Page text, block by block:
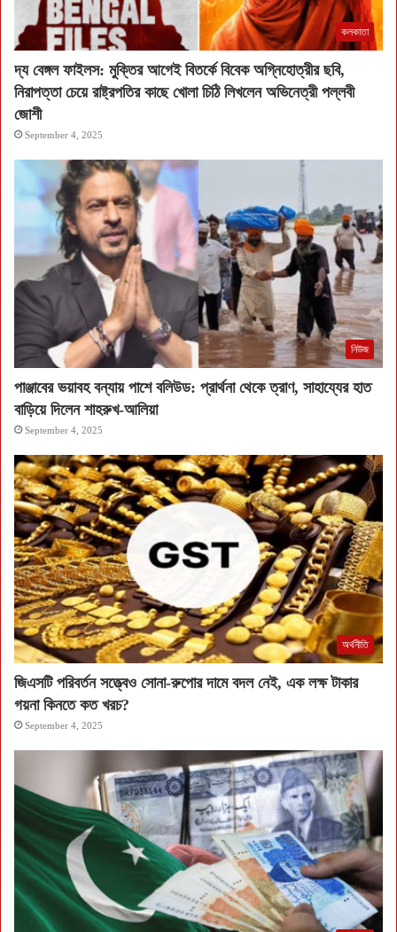
কলকাতা
দ্য বেঙ্গল ফাইলস: মুক্তির আগেই বিতর্কে বিবেক অগ্নিহোত্রীর ছবি,
নিরাপত্তা চেয়ে রাষ্ট্রপতির কাছে খোলা চিঠি লিখলেন অভিনেত্রী পল্লবী
জোশী
September 4, 2025
নিউজ
পাঞ্জাবের ভয়াবহ বন্যায় পাশে বলিউড: প্রার্থনা থেকে ত্রাণ, সাহায্যের হাত
বাড়িয়ে দিলেন শাহরুখ-আলিয়া
September 4, 2025
অর্থনীতি
জিএসটি পরিবর্তন সত্ত্বেও সোনা-রুপোর দামে বদল নেই, এক লক্ষ টাকার
গয়না কিনতে কত খরচ?
September 4, 2025